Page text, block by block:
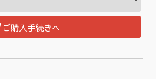
ご購入手続きへ